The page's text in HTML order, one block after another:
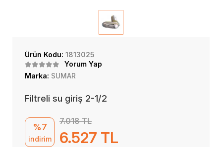
Ürün Kodu: 1813025
Yorum Yap
Marka: SUMAR
Filtreli su giriş 2-1/2
%7
indirim
7.018 TL
6.527 TL